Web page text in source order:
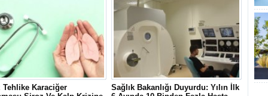
Tehlike Karaciğer
Sağlık Bakanlığı Duyurdu: Yılın İlk